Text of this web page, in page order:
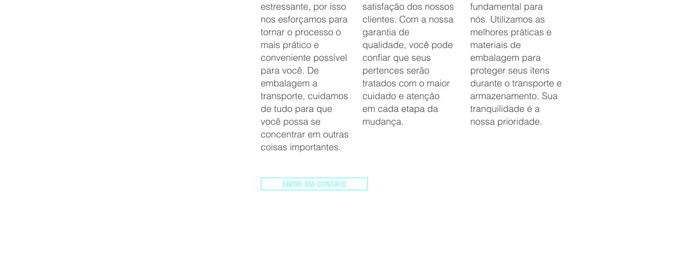
estressante, por isso
nos esforçamos para
tornar o processo o
mais prático e
conveniente possível
para você. De
embalagem a
transporte, cuidamos
de tudo para que
você possa se
concentrar em outras
coisas importantes.
satisfação dos nossos
clientes. Com a nossa
garantia de
qualidade, você pode
confiar que seus
pertences serão
tratados com o maior
cuidado e atenção
em cada etapa da
mudança.
fundamental para
nós. Utilizamos as
melhores práticas e
materiais de
embalagem para
proteger seus itens
durante o transporte e
armazenamento. Sua
tranquilidade é a
nossa prioridade.
ENTRE EM CONTATO